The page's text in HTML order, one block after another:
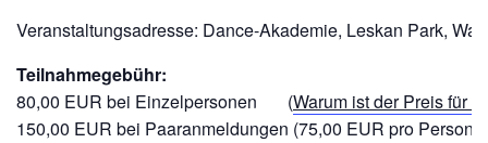
Veranstaltungsadresse: Dance-Akademie, Leskan Park,
Teilnahmegebühr:
80,00 EUR bei Einzelpersonen (Warum ist der Preis für
150,00 EUR bei Paaranmeldungen (75,00 EUR pro